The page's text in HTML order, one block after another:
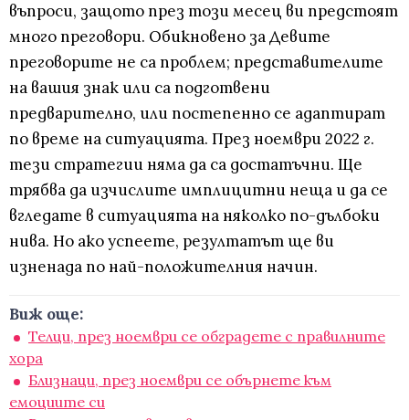
въпроси, защото през този месец ви предстоят
много преговори. Обикновено за Девите
преговорите не са проблем; представителите
на вашия знак или са подготвени
предварително, или постепенно се адаптират
по време на ситуацията. През ноември 2022 г.
тези стратегии няма да са достатъчни. Ще
трябва да изчислите имплицитни неща и да се
вгледате в ситуацията на няколко по-дълбоки
нива. Но ако успеете, резултатът ще ви
изненада по най-положителния начин.
Виж още:
Телци, през ноември се обградете с правилните
хора
Близнаци, през ноември се обърнете към
емоциите си